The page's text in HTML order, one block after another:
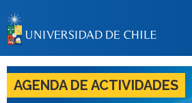
BIBLIOTECAS
LA UNIVERSIDAD
Postulantes
AGENDA DE ACTIVIDADES